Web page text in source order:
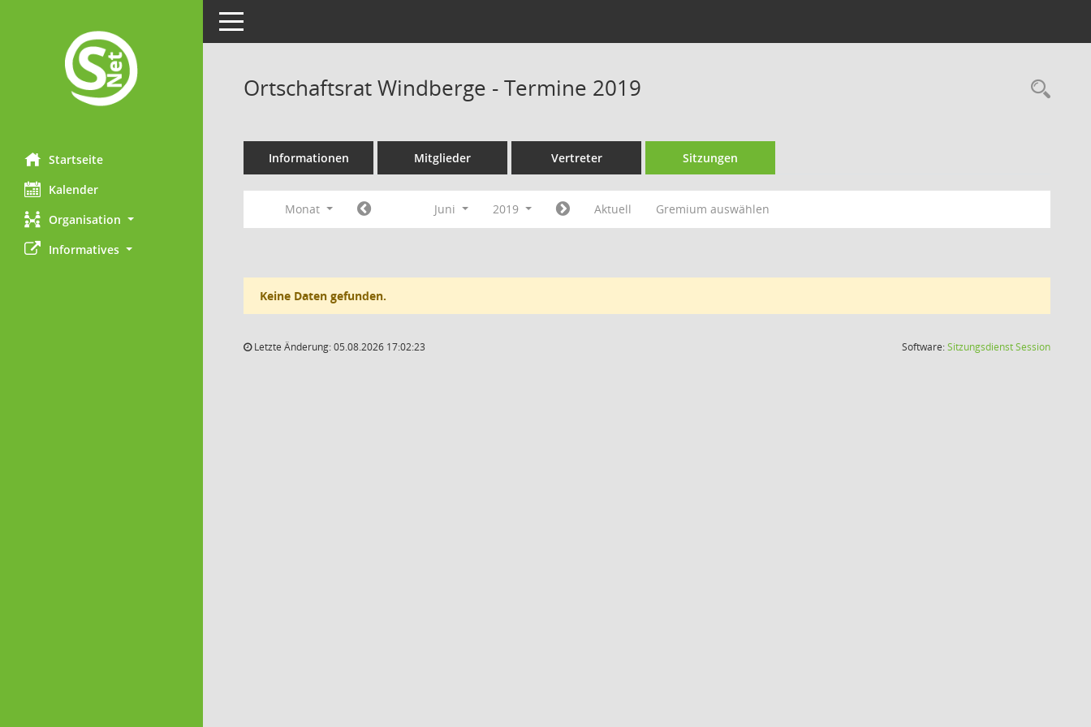
Startseite
Kalender
Organisation
Informatives
Toggle navigation
Ortschaftsrat Windberge - Termine 2019
Informationen Mitglieder Vertreter Sitzungen
Monat Juni 2019 Aktuell Gremium auswählen
Keine Daten gefunden.
Letzte Änderung: 05.08.2026 17:02:23 Software:SitzungsdienstSession(Wird in